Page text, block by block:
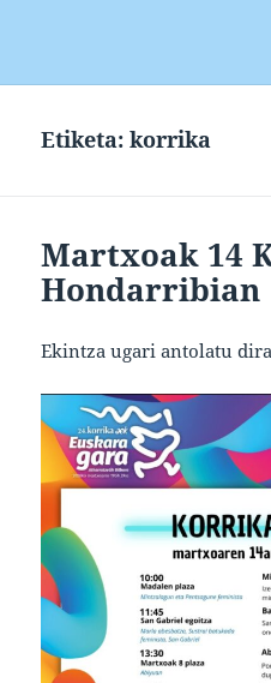
Etiketa:korrika
Martxoak 14
Hondarribian
Ekintza ugari antolatu